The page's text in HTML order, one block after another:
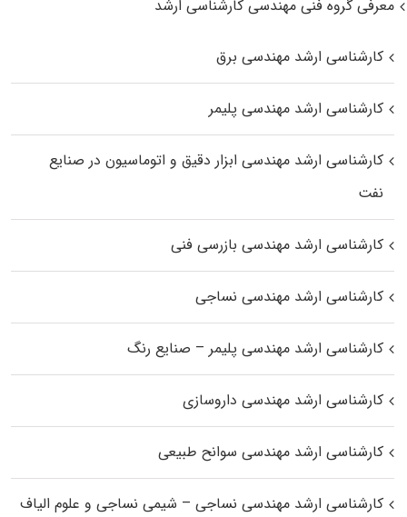
معرفی گروه فنی مهندسی کارشناسی ارشد
کارشناسی ارشد مهندسی برق
کارشناسی ارشد مهندسی پلیمر
کارشناسی ارشد مهندسی ابزار دقیق و اتوماسیون در صنایع
نفت
کارشناسی ارشد مهندسی بازرسی فنی
کارشناسی ارشد مهندسی نساجی
کارشناسی ارشد مهندسی پلیمر – صنایع رنگ
کارشناسی ارشد مهندسی داروسازی
کارشناسی ارشد مهندسی سوانح طبیعی
کارشناسی ارشد مهندسی نساجی – شیمی نساجی و علوم الیاف